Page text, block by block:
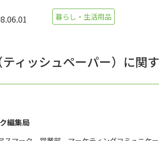
暮らし・生活用品
ィッシュペーパー）に関
編集局